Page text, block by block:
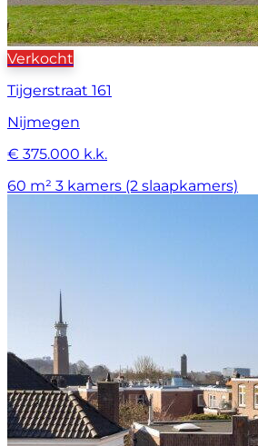
Verkocht
Tijgerstraat 161
Nijmegen
€ 375.000 k.k.
60 m² 3 kamers (2 slaapkamers)